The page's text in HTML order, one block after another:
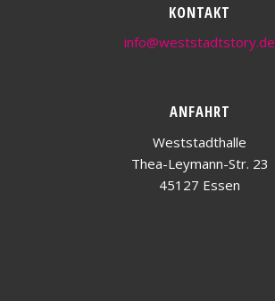
KONTAKT
info@weststadtstory.de
ANFAHRT
Weststadthalle
Thea-Leymann-Str. 23
45127 Essen